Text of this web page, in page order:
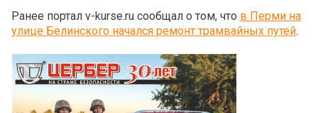
Ранее портал v-kurse.ru сообщал о том, что в Перми на
улице Белинского начался ремонт трамвайных путей.